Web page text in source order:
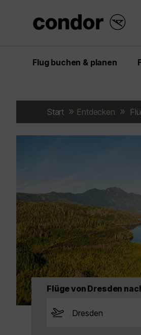
Flug buchen & planen
Start Entdecken
Flüge von Dresden